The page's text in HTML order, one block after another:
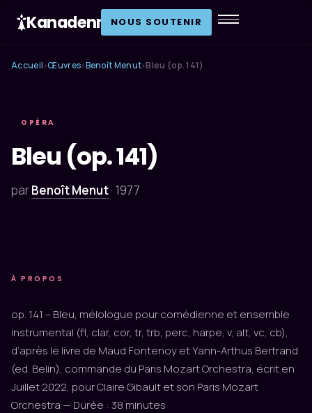
Kanadenn NOUS SOUTENIR
Accueil ›Œuvres›Benoît Menut›Bleu (op. 141)
OPÉRA
Bleu (op. 141)
parBenoît Menut· 1977
À PROPOS
op. 141 – Bleu, mélologue pour comédienne et ensemble
instrumental (fl, clar, cor, tr, trb, perc, harpe, v, alt, vc, cb),
d’après le livre de Maud Fontenoy et Yann-Arthus Bertrand
(ed. Belin), commande du Paris Mozart Orchestra, écrit en
Juillet 2022, pour Claire Gibault et son Paris Mozart
Orchestra — Durée : 38 minutes